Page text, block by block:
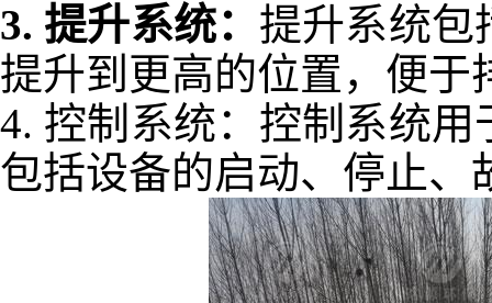
3. 提升系统： 提升系统包
提升到更高的位置，便于
4. 控制系统：控制系统
包括设备的启动、停止、